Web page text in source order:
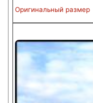
Оригинальный размер